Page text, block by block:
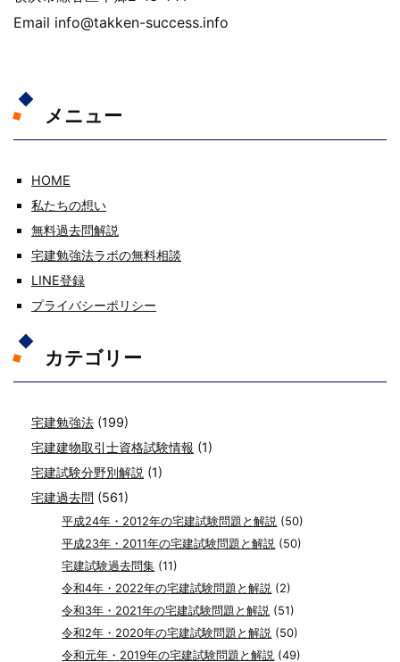
Email info@takken-success.info
メニュー
HOME
私たちの想い
無料過去問解説
宅建勉強法ラボの無料相談
LINE登録
プライバシーポリシー
カテゴリー
宅建勉強法 (199)
宅建建物取引士資格試験情報 (1)
宅建試験分野別解説 (1)
宅建過去問 (561)
平成24年・2012年の宅建試験問題と解説 (50)
平成23年・2011年の宅建試験問題と解説 (50)
宅建試験過去問集 (11)
令和4年・2022年の宅建試験問題と解説 (2)
令和3年・2021年の宅建試験問題と解説 (51)
令和2年・2020年の宅建試験問題と解説 (50)
令和元年・2019年の宅建試験問題と解説 (49)